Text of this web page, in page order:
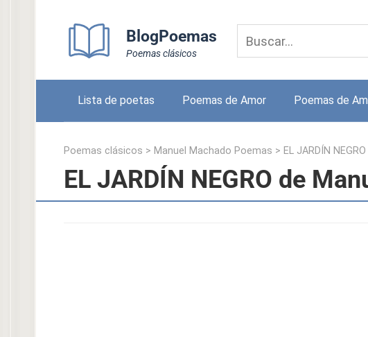
BlogPoemas
Poemas clásicos
Lista de poetas Poemas de Amor Poemas de
Poemas clásicos > Manuel Machado Poemas > EL JARDÍN NEGRO
EL JARDÍN NEGRO de